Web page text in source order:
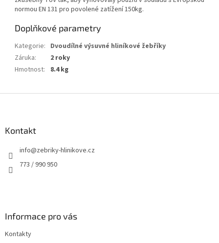
normou EN 131 pro povolené zatížení 150kg.
Doplňkové parametry
Kategorie: Dvoudílné výsuvné hliníkové žebříky
Záruka:
2 roky
Hmotnost: 8.4 kg
Kontakt
info@zebriky-hlinikove.cz
773 / 990 950
Informace pro vás
Kontakty